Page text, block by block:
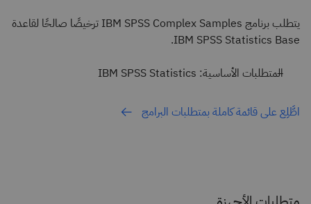
يتطلب برنامج IBM SPSS Complex Samples ترخيصًا صالحًا لقاعدة
IBM SPSS Statistics Base.
المتطلبات الأساسية: IBM SPSS Statistics
اطَّلِع على قائمة كاملة بمتطلبات البرامج